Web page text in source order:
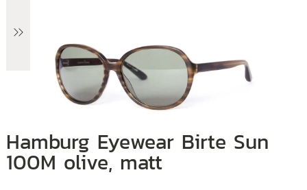
Hamburg Eyewear Birte Sun
100M olive, matt
1.322